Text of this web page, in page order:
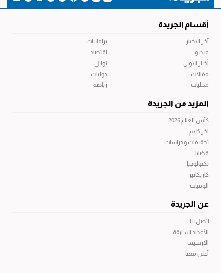
أقسام الجريدة
آخر الاخبار
فيديو
أخبار الاولى
مقالات
محليات
برلمانيات
اقتصاد
توابل
دوليات
رياضة
المزيد من الجريدة
كأس العالم 2026
آخر كلام
تحقيقات و دراسات
قضايا
تكنولوجيا
كاريكاتير
الوفيات
عن الجريدة
إتصل بنا
الأعداد السابقة
الارشيف
أعلن معنا